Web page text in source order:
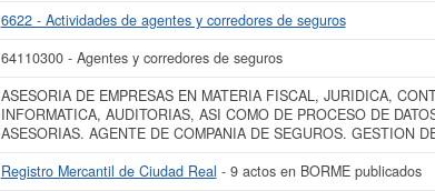
6622 - Actividades de agentes y corredores de seguros
64110300 - Agentes y corredores de seguros
ASESORIA DE EMPRESAS EN MATERIA FISCAL, JURIDICA,
INFORMATICA, AUDITORIAS, ASI COMO DE PROCESO DE
ASESORIAS. AGENTE DE COMPANIA DE SEGUROS. GESTION
Registro Mercantil de Ciudad Real - 9 actos en BORME publicados